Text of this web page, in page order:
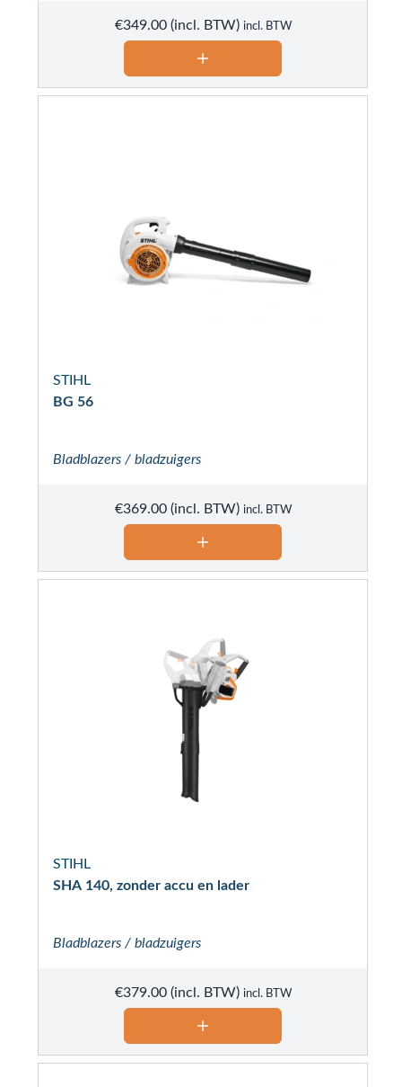
€349.00 incl. BTW
STIHL
BG 56
Bladblazers / bladzuigers
€369.00 incl. BTW
STIHL
SHA 140, zonder accu en lader
Bladblazers / bladzuigers
€379.00 incl. BTW